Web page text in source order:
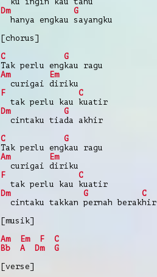
Dm
G
hanya engkau sayangku
[chorus]
C
G
Tak perlu engkau ragu
Am
Em
curigai diriku
F
C
tak perlu kau kuatir
Dm
G
cintaku tiada akhir
C
G
Tak perlu engkau ragu
Am
Em
curigai diriku
F
C
tak perlu kau kuatir
Dm
G
C
cintaku takkan pernah berakhir
[musik]
Am
Em F
C
Bb
A Dm
G
[verse]